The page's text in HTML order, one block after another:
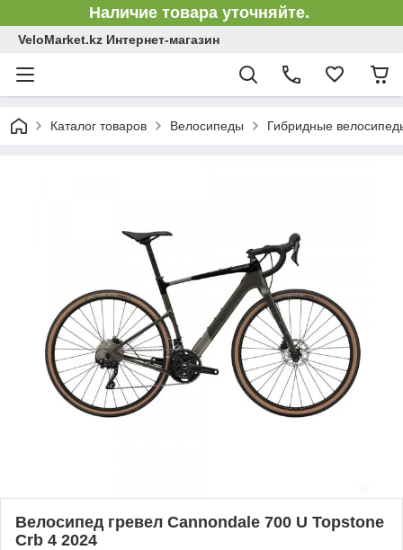
Наличие товара уточняйте.
VeloMarket.kz Интернет-магазин
Каталог товаров Велосипеды Гибридные
Велосипед гревел Cannondale 700 U Topstone
Crb 4 2024